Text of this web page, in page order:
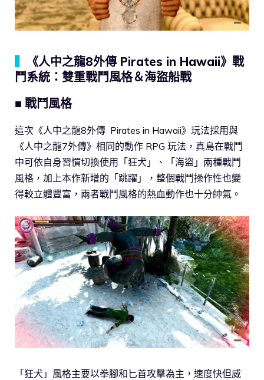
《人中之龍8外傳 Pirates in Hawaii》戰
鬥系統：雙重戰鬥風格＆海盜船戰
■ 戰鬥風格
這次《人中之龍8外傳 Pirates in Hawaii》玩法採用與
《人中之龍7外傳》相同的動作 RPG 玩法，真島在戰鬥
中可依自身習慣切換使用「狂犬」、「海盜」兩種戰鬥
風格，加上本作新增的「跳躍」，整個戰鬥操作性也變
得較立體豐富，兩者戰鬥風格的熱血動作也十分帥氣。
「狂犬」風格主要以拳腳和匕首攻擊為主，速度快但威